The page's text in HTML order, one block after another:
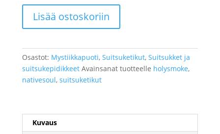
Holy
Smoke
Lisää ostoskoriin
Osastot: Mystiikkapuoti, Suitsuketikut, Suitsukket ja
suitsukepidikkeet Avainsanat tuotteelle holysmoke,
nativesoul, suitsuketikut
Kuvaus